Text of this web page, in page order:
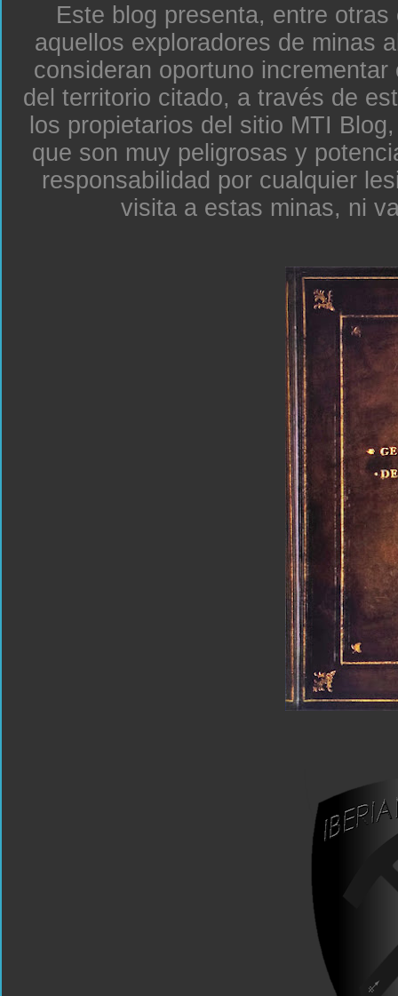
Este blog presenta, entre
aquellos exploradores de minas
consideran oportuno
del territorio citado, a través de
los propietarios del sitio MTI
que son muy peligrosas y
responsabilidad por cualquier
visita a estas minas, ni